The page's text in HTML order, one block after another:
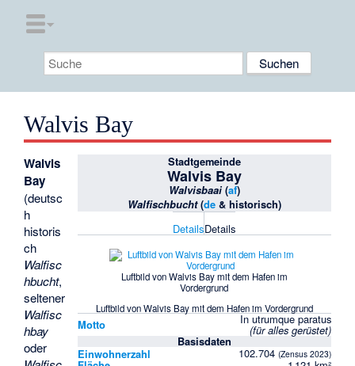
Walvis Bay
Stadtgemeinde
Walvis Bay
Walvisbaai(af)
Walfischbucht(de& historisch)
DetailsDetails
Luftbild von Walvis Bay mit dem Hafen im
Vordergrund
Luftbild von Walvis Bay mit dem Hafen im Vordergrund
Motto In utrumque paratus
(für alles gerüstet)
Basisdaten
Einwohnerzahl
102.704 (Zensus 2023)
Walvis
Bay
(deutsc
h
historis
ch
Walfisc
hbucht,
seltener
Walfisc
hbay
oder